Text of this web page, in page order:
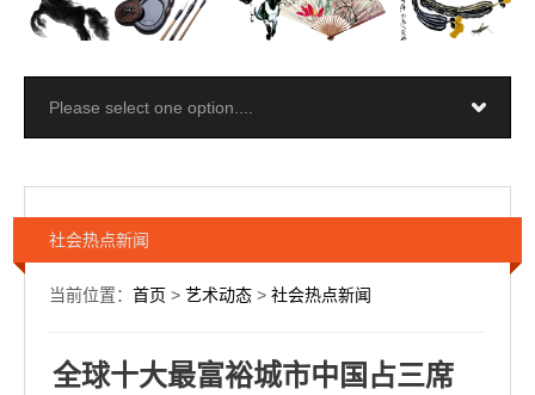
社会热点新闻
当前位置： 首页 > 艺术动态 > 社会热点新闻
全球十大最富裕城市中国占三席